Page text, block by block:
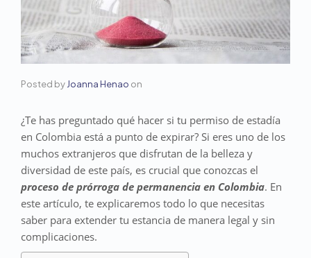
Posted by Joanna Henao on
¿Te has preguntado qué hacer si tu permiso de estadía
en Colombia está a punto de expirar? Si eres uno de los
muchos extranjeros que disfrutan de la belleza y
diversidad de este país, es crucial que conozcas el
proceso de prórroga de permanencia en Colombia. En
este artículo, te explicaremos todo lo que necesitas
saber para extender tu estancia de manera legal y sin
complicaciones.